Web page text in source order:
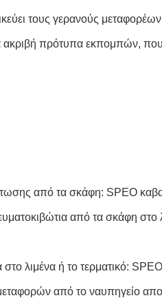
τους γερανούς μεταφορέων
πρότυπα εκπομπών, που
από τα σκάφη: SPEO
από τα σκάφη στο
λιμένα ή το τερματικό:
από το ναυπηγείο